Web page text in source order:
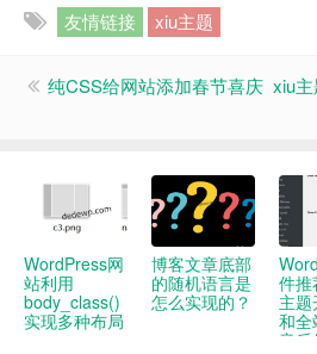
友情链接 xiu主题
纯CSS给网站添加春节喜庆 xiu
WordPress网
站利用
body_class()
实现多种布局
博客文章底部
的随机语言是
怎么实现的？
件推
主
和全
音乐